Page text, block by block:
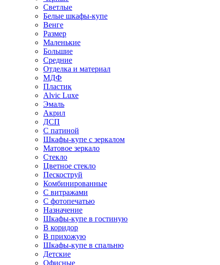
Светлые
Белые шкафы-купе
Венге
Размер
Маленькие
Большие
Средние
Отделка и материал
МДФ
Пластик
Alvic Luxe
Эмаль
Акрил
ДСП
С патиной
Шкафы-купе с зеркалом
Матовое зеркало
Стекло
Цветное стекло
Пескоструй
Комбинированные
С витражами
С фотопечатью
Назначение
Шкафы-купе в гостиную
В коридор
В прихожую
Шкафы-купе в спальню
Детские
Офисные